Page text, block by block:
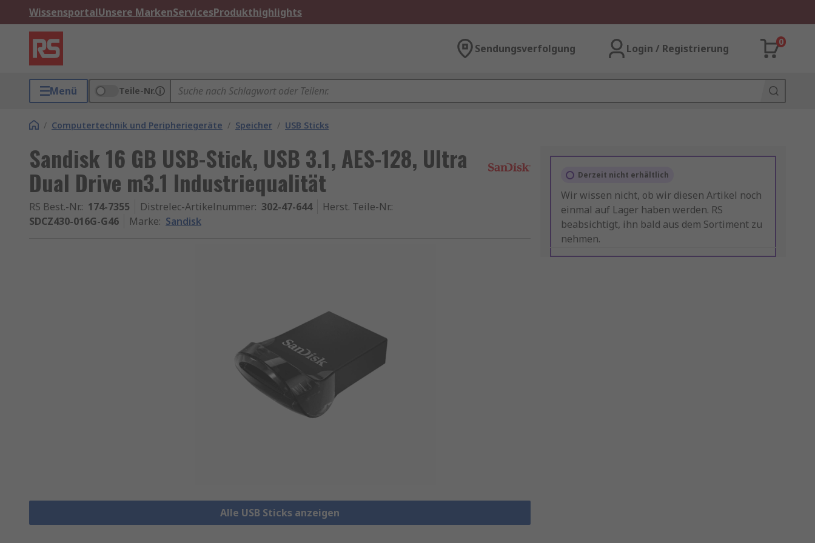
WissensportalUnsere MarkenServicesProdukthighlights
Sendungsverfolgung Login / Registrierung
0
Menü Teile-Nr.
/ Computertechnik und Peripheriegeräte / Speicher / USB Sticks
Sandisk 16 GB USB-Stick, USB 3.1, AES-128, Ultra
Dual Drive m3.1 Industriequalität
RS Best.-Nr.: 174-7355 Distrelec-Artikelnummer: 302-47-644 Herst. Teile-Nr.:
SDCZ430-016G-G46
Marke: Sandisk
Alle USB Sticks anzeigen
Derzeit nicht erhältlich
Wir wissen nicht, ob wir diesen Artikel noch
einmal auf Lager haben werden. RS
beabsichtigt, ihn bald aus dem Sortiment zu
nehmen.